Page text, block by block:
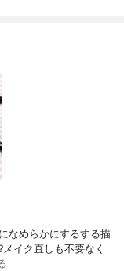
なめらかにするする描
イク直しも不要なく